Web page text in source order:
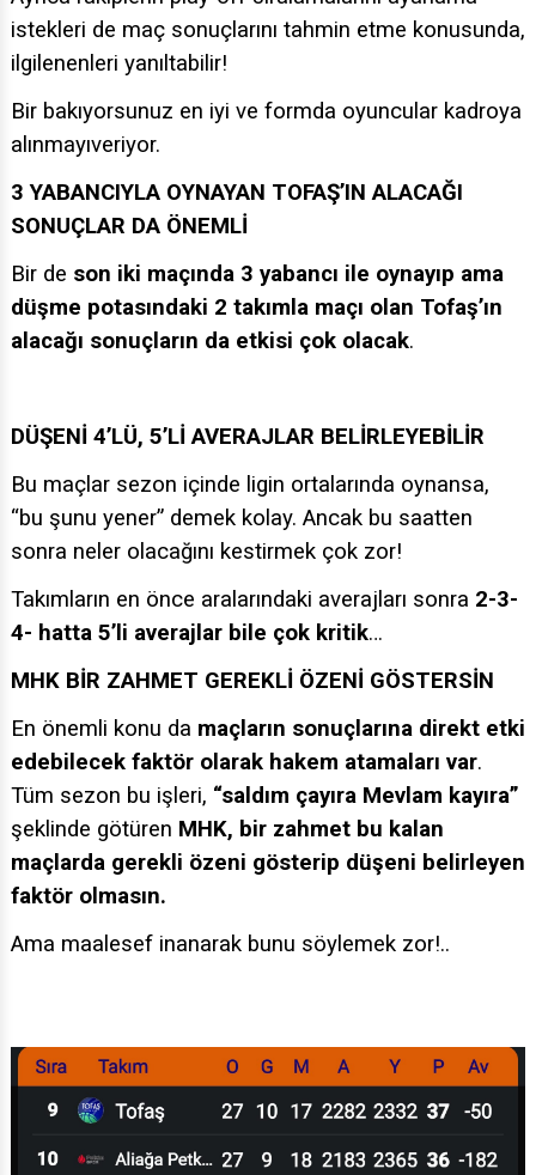
istekleri de maç sonuçlarını tahmin etme konusunda,
ilgilenenleri yanıltabilir!
Bir bakıyorsunuz en iyi ve formda oyuncular kadroya
alınmayıveriyor.
3 YABANCIYLA OYNAYAN TOFAŞ’IN ALACAĞI
SONUÇLAR DA ÖNEMLİ
Bir de
son iki maçında 3 yabancı ile oynayıp ama
düşme potasındaki 2 takımla maçı olan Tofaş’ın
alacağı sonuçların da etkisi çok olacak
DÜŞENİ 4’LÜ, 5’Lİ AVERAJLAR BELİRLEYEBİLİR
Bu maçlar sezon içinde ligin ortalarında oynansa,
“bu şunu yener” demek kolay. Ancak bu saatten
sonra neler olacağını kestirmek çok zor!
Takımların en önce aralarındaki averajları sonra
4- hatta 5’li averajlar bile çok kritik …
MHK BİR ZAHMET GEREKLİ ÖZENİ GÖSTERSİN
En önemli konu da
maçların sonuçlarına direkt etki
edebilecek faktör olarak hakem atamaları var
Tüm sezon bu işleri, “saldım çayıra Mevlam kayıra”
şeklinde götüren
MHK, bir zahmet bu kalan
maçlarda gerekli özeni gösterip düşeni belirleyen
faktör olmasın.
Ama maalesef inanarak bunu söylemek zor!..